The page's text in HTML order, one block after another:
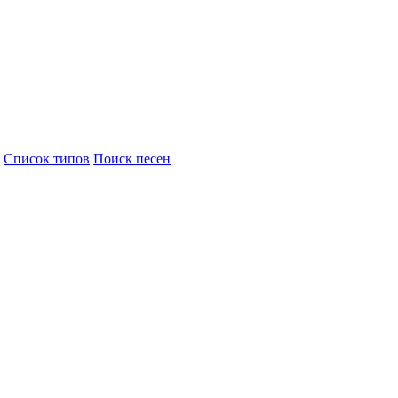
Cписок типов Поиск песен